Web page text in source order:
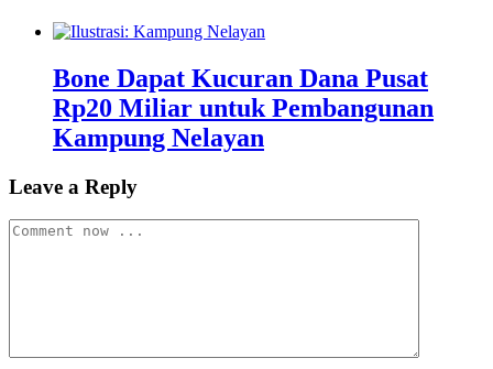
Bone Dapat Kucuran Dana Pusat
Rp20 Miliar untuk Pembangunan
Kampung Nelayan
Leave a Reply